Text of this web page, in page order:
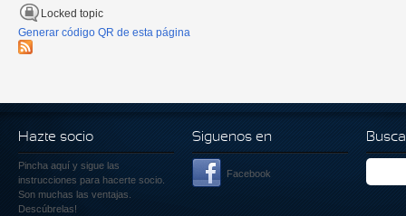
Locked topic
Generar código QR de esta página
Hazte socio
Pincha aquí y sigue las
instrucciones para hacerte socio.
Son muchas las ventajas.
Descúbrelas!
Siguenos en
Facebook